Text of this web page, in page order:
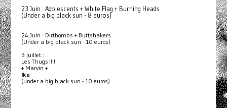
23 Juin : Adolescents + White Flag + Burning Heads
(Under a big black sun - 8 euros)
24 Juin : Dirtbombs + Buttshakers
(Under a big black sun - 10 euros)
3 juillet :
Les Thugs !!!!
+ Marvin +
Iku
(under a big black sun - 10 euros)